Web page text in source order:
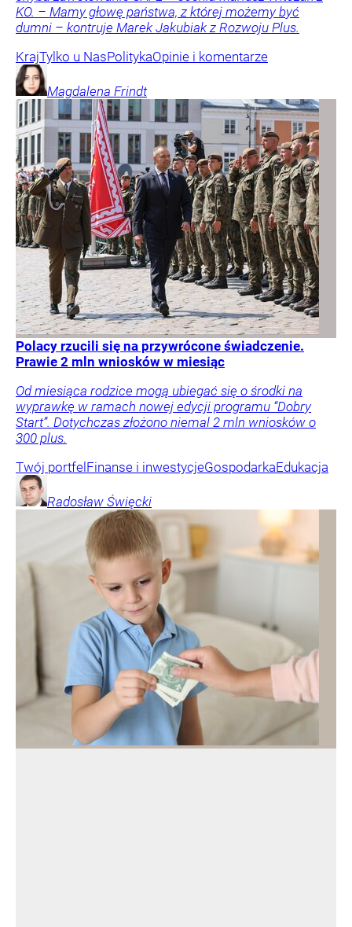
KO. – Mamy głowę państwa, z której możemy być
dumni – kontruje Marek Jakubiak z Rozwoju Plus.
KrajTylko u NasPolitykaOpinie i komentarze
Magdalena Frindt
Polacy rzucili się na przywrócone świadczenie.
Prawie 2 mln wniosków w miesiąc
Od miesiąca rodzice mogą ubiegać się o środki na
wyprawkę w ramach nowej edycji programu “Dobry
Start”. Dotychczas złożono niemal 2 mln wniosków o
300 plus.
Twój portfel Finanse i inwestycjeGospodarkaEdukacja
Radosław Święcki